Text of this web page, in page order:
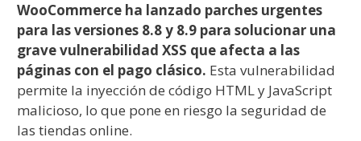
WooCommerce ha lanzado parches urgentes
para las versiones 8.8 y 8.9 para solucionar una
grave vulnerabilidad XSS que afecta a las
páginas con el pago clásico. Esta vulnerabilidad
permite la inyección de código HTML y JavaScript
malicioso, lo que pone en riesgo la seguridad de
las tiendas online.